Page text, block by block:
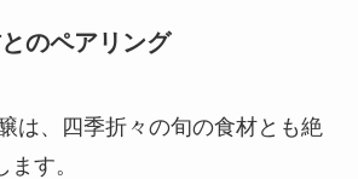
のペアリング
は、四季折々の旬の食材とも絶
す。